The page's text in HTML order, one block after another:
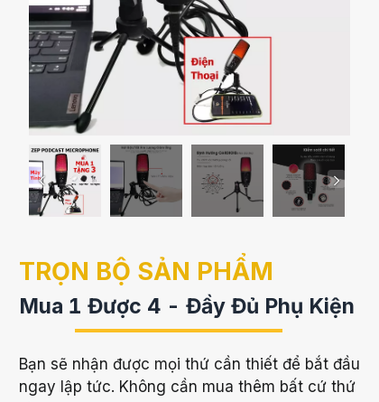
TRỌN BỘ SẢN PHẨM
Mua 1 Được 4 - Đầy Đủ Phụ Kiện
Bạn sẽ nhận được mọi thứ cần thiết để bắt đầu
ngay lập tức. Không cần mua thêm bất cứ thứ